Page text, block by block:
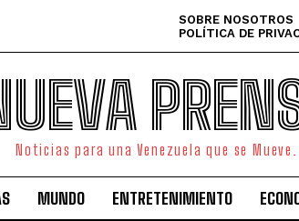
SOBRE NOSOTROS
POLÍTICA DE
Noticias para una Venezuela que se Mueve.
MUNDO ENTRETENIMIENTO